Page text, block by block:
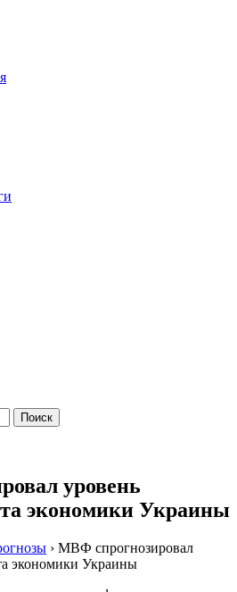
уровень
экономики Украины
› МВФ спрогнозировал
экономики Украины